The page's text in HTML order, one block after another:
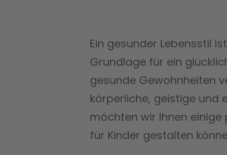
Ein gesunder Lebensstil
Grundlage für ein
gesunde Gewohnheiten
körperliche, geistige und
möchten wir Ihnen einige
für Kinder gestalten